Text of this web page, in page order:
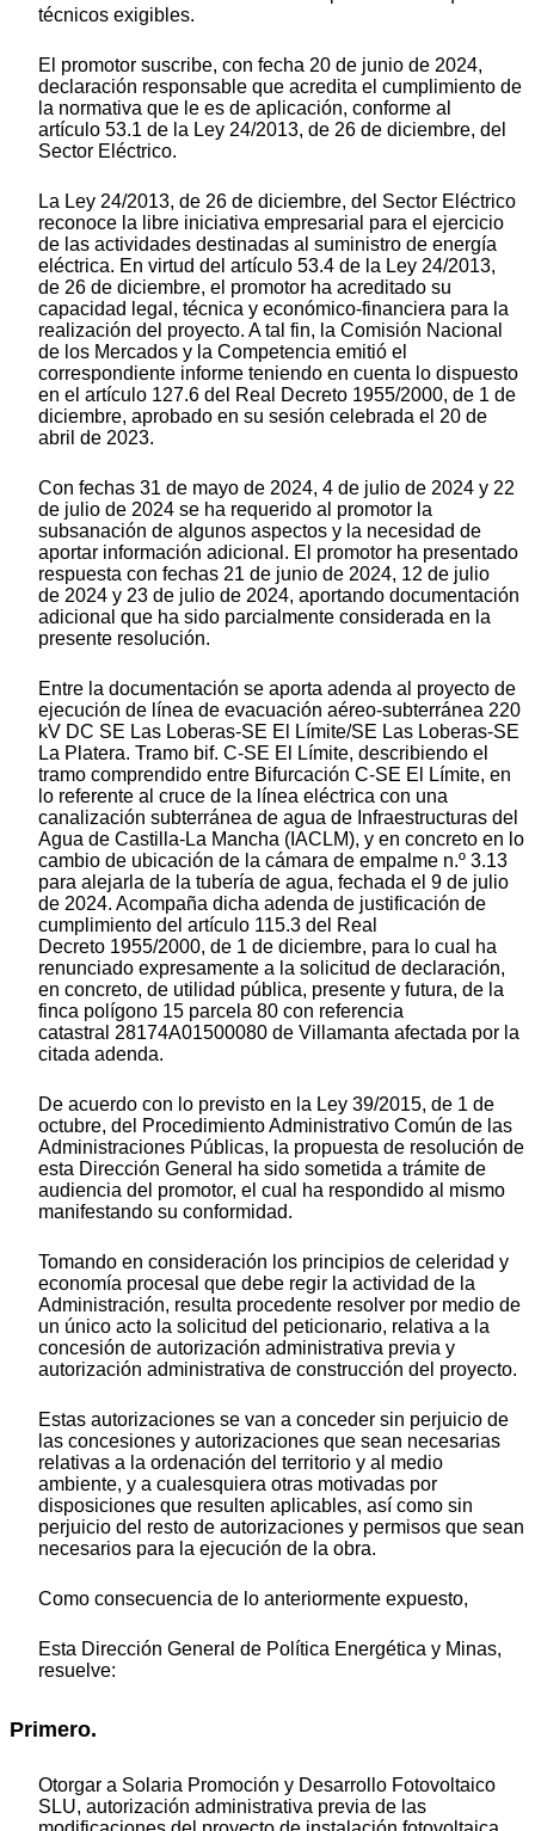
técnicos exigibles.
El promotor suscribe, con fecha 20 de junio de 2024,
declaración responsable que acredita el cumplimiento de
la normativa que le es de aplicación, conforme al
artículo 53.1 de la Ley 24/2013, de 26 de diciembre, del
Sector Eléctrico.
La Ley 24/2013, de 26 de diciembre, del Sector Eléctrico
reconoce la libre iniciativa empresarial para el ejercicio
de las actividades destinadas al suministro de energía
eléctrica. En virtud del artículo 53.4 de la Ley 24/2013,
de 26 de diciembre, el promotor ha acreditado su
capacidad legal, técnica y económico-financiera para la
realización del proyecto. A tal fin, la Comisión Nacional
de los Mercados y la Competencia emitió el
correspondiente informe teniendo en cuenta lo dispuesto
en el artículo 127.6 del Real Decreto 1955/2000, de 1 de
diciembre, aprobado en su sesión celebrada el 20 de
abril de 2023.
Con fechas 31 de mayo de 2024, 4 de julio de 2024 y 22
de julio de 2024 se ha requerido al promotor la
subsanación de algunos aspectos y la necesidad de
aportar información adicional. El promotor ha presentado
respuesta con fechas 21 de junio de 2024, 12 de julio
de 2024 y 23 de julio de 2024, aportando documentación
adicional que ha sido parcialmente considerada en la
presente resolución.
Entre la documentación se aporta adenda al proyecto de
ejecución de línea de evacuación aéreo-subterránea 220
kV DC SE Las Loberas-SE El Límite/SE Las Loberas-SE
La Platera. Tramo bif. C-SE El Límite, describiendo el
tramo comprendido entre Bifurcación C-SE El Límite, en
lo referente al cruce de la línea eléctrica con una
canalización subterránea de agua de Infraestructuras del
Agua de Castilla-La Mancha (IACLM), y en concreto en lo
cambio de ubicación de la cámara de empalme n.º 3.13
para alejarla de la tubería de agua, fechada el 9 de julio
de 2024. Acompaña dicha adenda de justificación de
cumplimiento del artículo 115.3 del Real
Decreto 1955/2000, de 1 de diciembre, para lo cual ha
renunciado expresamente a la solicitud de declaración,
en concreto, de utilidad pública, presente y futura, de la
finca polígono 15 parcela 80 con referencia
catastral 28174A01500080 de Villamanta afectada por la
citada adenda.
De acuerdo con lo previsto en la Ley 39/2015, de 1 de
octubre, del Procedimiento Administrativo Común de las
Administraciones Públicas, la propuesta de resolución de
esta Dirección General ha sido sometida a trámite de
audiencia del promotor, el cual ha respondido al mismo
manifestando su conformidad.
Tomando en consideración los principios de celeridad y
economía procesal que debe regir la actividad de la
Administración, resulta procedente resolver por medio de
un único acto la solicitud del peticionario, relativa a la
concesión de autorización administrativa previa y
autorización administrativa de construcción del proyecto.
Estas autorizaciones se van a conceder sin perjuicio de
las concesiones y autorizaciones que sean necesarias
relativas a la ordenación del territorio y al medio
ambiente, y a cualesquiera otras motivadas por
disposiciones que resulten aplicables, así como sin
perjuicio del resto de autorizaciones y permisos que sean
necesarios para la ejecución de la obra.
Como consecuencia de lo anteriormente expuesto,
Esta Dirección General de Política Energética y Minas,
resuelve:
Primero.
Otorgar a Solaria Promoción y Desarrollo Fotovoltaico
SLU, autorización administrativa previa de las